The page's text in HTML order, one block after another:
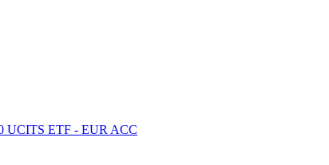
UCITS ETF - EUR ACC